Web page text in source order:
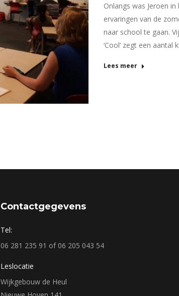
Onlangs was Jeroen
ervaringen van de
naar school te gaan.
‘Cool’ zegt een
Lees meer
Contactgegevens
Tel:
06 281 235 91 of 06 205 043 54
Leslocatie
Wijkgebouw de Heul